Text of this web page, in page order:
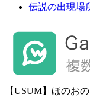
伝説の出現場
【USUM】ほのお